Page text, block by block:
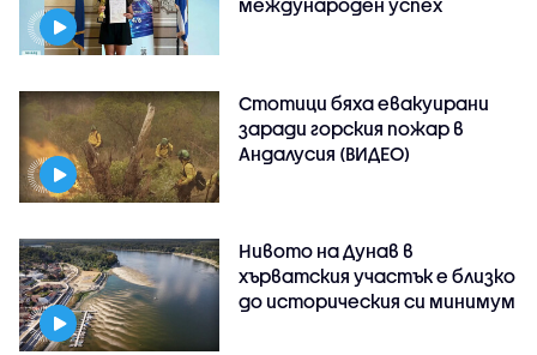
Стотици бяха евакуирани
заради горския пожар в
Андалусия (ВИДЕО)
Нивото на Дунав в
хърватския участък е близко
до историческия си минимум